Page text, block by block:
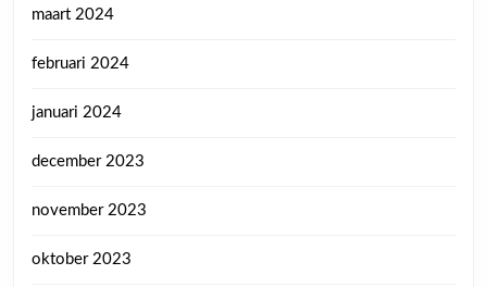
maart 2024
februari 2024
januari 2024
december 2023
november 2023
oktober 2023